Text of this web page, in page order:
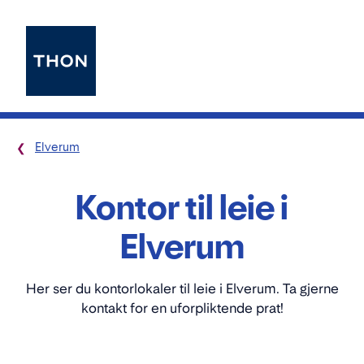
Elverum
Kontor til leie i
Elverum
Her ser du kontorlokaler til leie i Elverum. Ta gjerne
kontakt for en uforpliktende prat!